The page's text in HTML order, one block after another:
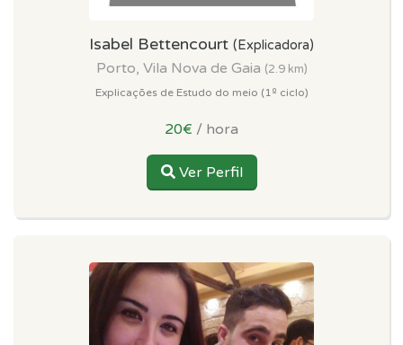
Isabel Bettencourt (Explicadora)
Porto, Vila Nova de Gaia (2.9 km)
Explicações de Estudo do meio (1º ciclo)
20€ / hora
Ver Perfil